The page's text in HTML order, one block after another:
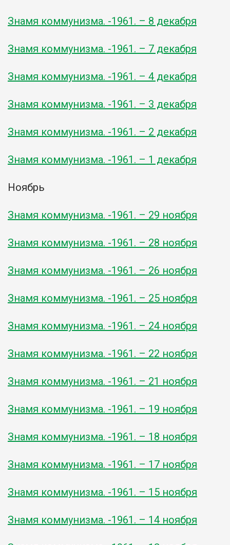
Знамя коммунизма. -1961. – 8 декабря
Знамя коммунизма. -1961. – 7 декабря
Знамя коммунизма. -1961. – 4 декабря
Знамя коммунизма. -1961. – 3 декабря
Знамя коммунизма. -1961. – 2 декабря
Знамя коммунизма. -1961. – 1 декабря
Ноябрь
Знамя коммунизма. -1961. – 29 ноября
Знамя коммунизма. -1961. – 28 ноября
Знамя коммунизма. -1961. – 26 ноября
Знамя коммунизма. -1961. – 25 ноября
Знамя коммунизма. -1961. – 24 ноября
Знамя коммунизма. -1961. – 22 ноября
Знамя коммунизма. -1961. – 21 ноября
Знамя коммунизма. -1961. – 19 ноября
Знамя коммунизма. -1961. – 18 ноября
Знамя коммунизма. -1961. – 17 ноября
Знамя коммунизма. -1961. – 15 ноября
Знамя коммунизма. -1961. – 14 ноября